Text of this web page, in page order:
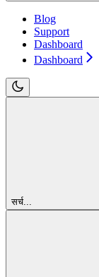
Blog
Support
Dashboard
Dashboard
सर्च...